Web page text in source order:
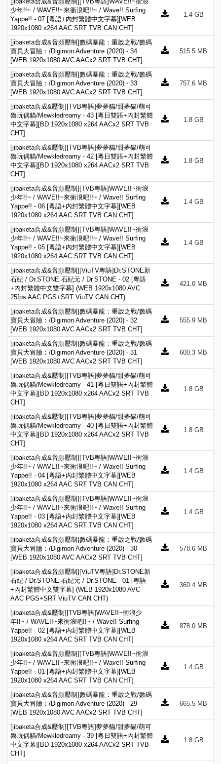
少年!!~ / WAVE!!~來衝浪吧!!~ / Wave!! Surfing
Yappe!! - 07 [粵語+內封繁體中文字幕][WEB
1920x1080 x264 AAC SRT TVB CAN CHT]
1.4 GB
[jibaketa合成&音頻壓制]數碼暴龍：重啟之戰/數碼
寶貝大冒險：/Digimon Adventure (2020) - 34
[WEB 1920x1080 AVC AACx2 SRT TVB CHT]
515.5 MB
[jibaketa合成&音頻壓制]數碼暴龍：重啟之戰/數碼
寶貝大冒險：/Digimon Adventure (2020) - 33
[WEB 1920x1080 AVC AACx2 SRT TVB CHT]
757.6 MB
[jibaketa合成&壓制][TVB粵語]夢夢貓/甜夢貓/萌可
魯玩偶貓/Mewkledreamy - 43 [粵日雙語+內封繁體
中文字幕][BD 1920x1080 x264 AACx2 SRT TVB
CHT]
1.8 GB
[jibaketa合成&壓制][TVB粵語]夢夢貓/甜夢貓/萌可
魯玩偶貓/Mewkledreamy - 42 [粵日雙語+內封繁體
中文字幕][BD 1920x1080 x264 AACx2 SRT TVB
CHT]
1.8 GB
[jibaketa合成&音頻壓制][TVB粵語]WAVE!!~衝浪
少年!!~ / WAVE!!~來衝浪吧!!~ / Wave!! Surfing
Yappe!! - 06 [粵語+內封繁體中文字幕][WEB
1920x1080 x264 AAC SRT TVB CAN CHT]
1.4 GB
[jibaketa合成&音頻壓制][TVB粵語]WAVE!!~衝浪
少年!!~ / WAVE!!~來衝浪吧!!~ / Wave!! Surfing
Yappe!! - 05 [粵語+內封繁體中文字幕][WEB
1920x1080 x264 AAC SRT TVB CAN CHT]
1.4 GB
[jibaketa合成&音頻壓制][ViuTV粵語]Dr.STONE新
石紀 / Dr.STONE 石紀元 / Dr.STONE - 02 [粵語
+內封繁體中文雙字幕] (WEB 1920x1080 AVC
25fps AAC PGS+SRT ViuTV CAN CHT)
421.0 MB
[jibaketa合成&音頻壓制]數碼暴龍：重啟之戰/數碼
寶貝大冒險：/Digimon Adventure (2020) - 32
[WEB 1920x1080 AVC AACx2 SRT TVB CHT]
555.9 MB
[jibaketa合成&音頻壓制]數碼暴龍：重啟之戰/數碼
寶貝大冒險：/Digimon Adventure (2020) - 31
[WEB 1920x1080 AVC AACx2 SRT TVB CHT]
600.3 MB
[jibaketa合成&壓制][TVB粵語]夢夢貓/甜夢貓/萌可
魯玩偶貓/Mewkledreamy - 41 [粵日雙語+內封繁體
中文字幕][BD 1920x1080 x264 AACx2 SRT TVB
CHT]
1.8 GB
[jibaketa合成&壓制][TVB粵語]夢夢貓/甜夢貓/萌可
魯玩偶貓/Mewkledreamy - 40 [粵日雙語+內封繁體
中文字幕][BD 1920x1080 x264 AACx2 SRT TVB
CHT]
1.8 GB
[jibaketa合成&音頻壓制][TVB粵語]WAVE!!~衝浪
少年!!~ / WAVE!!~來衝浪吧!!~ / Wave!! Surfing
Yappe!! - 04 [粵語+內封繁體中文字幕][WEB
1920x1080 x264 AAC SRT TVB CAN CHT]
1.4 GB
[jibaketa合成&音頻壓制][TVB粵語]WAVE!!~衝浪
少年!!~ / WAVE!!~來衝浪吧!!~ / Wave!! Surfing
Yappe!! - 03 [粵語+內封繁體中文字幕][WEB
1920x1080 x264 AAC SRT TVB CAN CHT]
1.4 GB
[jibaketa合成&音頻壓制]數碼暴龍：重啟之戰/數碼
寶貝大冒險：/Digimon Adventure (2020) - 30
[WEB 1920x1080 AVC AACx2 SRT TVB CHT]
578.6 MB
[jibaketa合成&音頻壓制][ViuTV粵語]Dr.STONE新
石紀 / Dr.STONE 石紀元 / Dr.STONE - 01 [粵語
+內封繁體中文雙字幕] (WEB 1920x1080 AVC
AAC PGS+SRT ViuTV CAN CHT)
360.4 MB
[jibaketa合成&壓制][TVB粵語]WAVE!!~衝浪少
年!!~ / WAVE!!~來衝浪吧!!~ / Wave!! Surfing
Yappe!! - 02 [粵語+內封繁體中文字幕][WEB
1920x1080 x264 AAC SRT TVB CAN CHT]
878.0 MB
[jibaketa合成&音頻壓制][TVB粵語]WAVE!!~衝浪
少年!!~ / WAVE!!~來衝浪吧!!~ / Wave!! Surfing
Yappe!! - 01 [粵語+內封繁體中文字幕][WEB
1920x1080 x264 AAC SRT TVB CAN CHT]
1.4 GB
[jibaketa合成&音頻壓制]數碼暴龍：重啟之戰/數碼
寶貝大冒險：/Digimon Adventure (2020) - 29
[WEB 1920x1080 AVC AACx2 SRT TVB CHT]
665.5 MB
[jibaketa合成&壓制][TVB粵語]夢夢貓/甜夢貓/萌可
魯玩偶貓/Mewkledreamy - 39 [粵日雙語+內封繁體
中文字幕][BD 1920x1080 x264 AACx2 SRT TVB
CHT]
1.8 GB